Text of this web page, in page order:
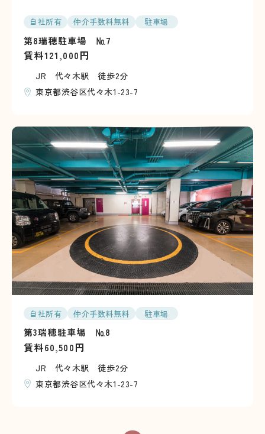
自社所有 仲介手数料無料 駐車場
第8瑞穂駐車場 №7
賃料121,000円
JR 代々木駅 徒歩2分
東京都渋谷区代々木1-23-7
自社所有 仲介手数料無料 駐車場
第3瑞穂駐車場 №8
賃料60,500円
JR 代々木駅 徒歩2分
東京都渋谷区代々木1-23-7